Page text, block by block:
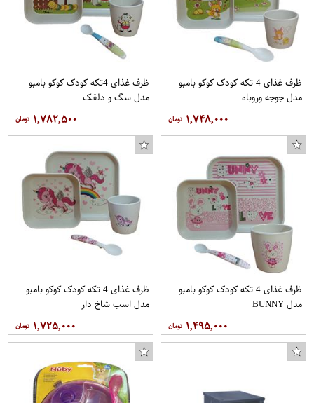
ظرف غذای 4 تکه کودک کوکو بامبو
مدل جوجه وروباه
۱,۷۴۸,۰۰۰
ظرف غذای 4تکه کودک کوکو بامبو
مدل سگ و دلقک
۱,۷۸۲,۵۰۰
ظرف غذای 4 تکه کودک کوکو بامبو
مدل BUNNY
۱,۴۹۵,۰۰۰
ظرف غذای 4 تکه کودک کوکو بامبو
مدل اسب شاخ دار
۱,۷۲۵,۰۰۰